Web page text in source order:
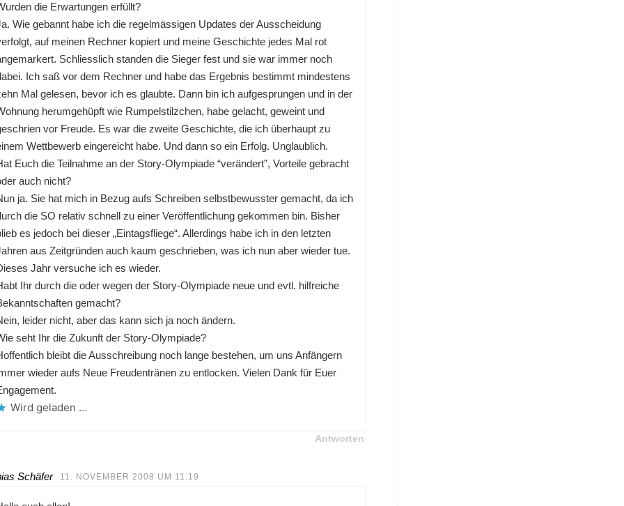
die Erwartungen erfüllt?
Wie gebannt habe ich die regelmässigen Updates der Ausscheidung
auf meinen Rechner kopiert und meine Geschichte jedes Mal rot
Schliesslich standen die Sieger fest und sie war immer noch
Ich saß vor dem Rechner und habe das Ergebnis bestimmt mindestens
Mal gelesen, bevor ich es glaubte. Dann bin ich aufgesprungen und in der
herumgehüpft wie Rumpelstilzchen, habe gelacht, geweint und
vor Freude. Es war die zweite Geschichte, die ich überhaupt zu
Wettbewerb eingereicht habe. Und dann so ein Erfolg. Unglaublich.
Euch die Teilnahme an der Story-Olympiade “verändert”, Vorteile gebracht
auch nicht?
ja. Sie hat mich in Bezug aufs Schreiben selbstbewusster gemacht, da ich
die SO relativ schnell zu einer Veröffentlichung gekommen bin. Bisher
es jedoch bei dieser „Eintagsfliege“. Allerdings habe ich in den letzten
aus Zeitgründen auch kaum geschrieben, was ich nun aber wieder tue.
Jahr versuche ich es wieder.
Ihr durch die oder wegen der Story-Olympiade neue und evtl. hilfreiche
gemacht?
leider nicht, aber das kann sich ja noch ändern.
seht Ihr die Zukunft der Story-Olympiade?
bleibt die Ausschreibung noch lange bestehen, um uns Anfängern
wieder aufs Neue Freudentränen zu entlocken. Vielen Dank für Euer
Wird geladen …
Antworten
Schäfer 11. NOVEMBER 2008 UM 11:19